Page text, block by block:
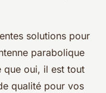
solutions pour
parabolique
que oui, il est tout
qualité pour vos